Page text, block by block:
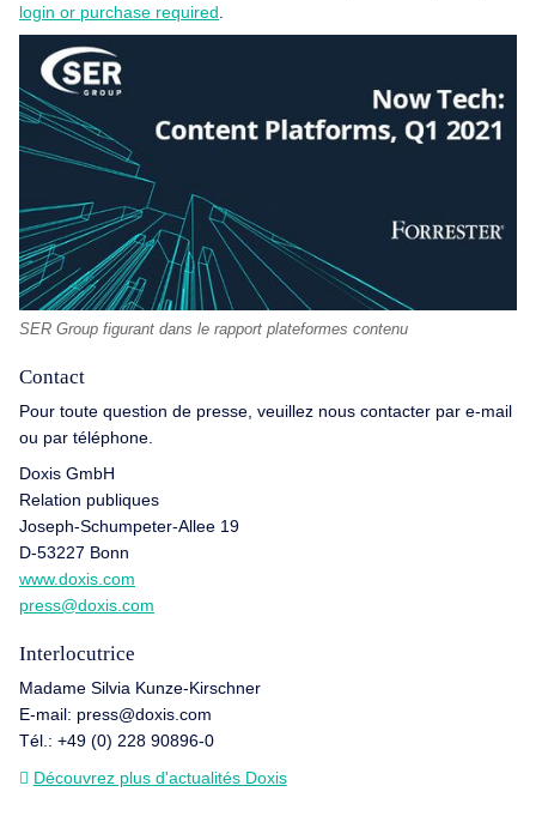
login or purchase required
SER Group figurant dans le rapport plateformes contenu
Contact
Pour toute question de presse, veuillez nous contacter par e-mail
ou par téléphone.
Doxis GmbH
Relation publiques
Joseph-Schumpeter-Allee 19
D-53227 Bonn
www.doxis.com
press@doxis.com
Interlocutrice
Madame Silvia Kunze-Kirschner
E-mail: press@doxis.com
Tél.: +49 (0) 228 90896-0
Découvrez plus d'actualités Doxis